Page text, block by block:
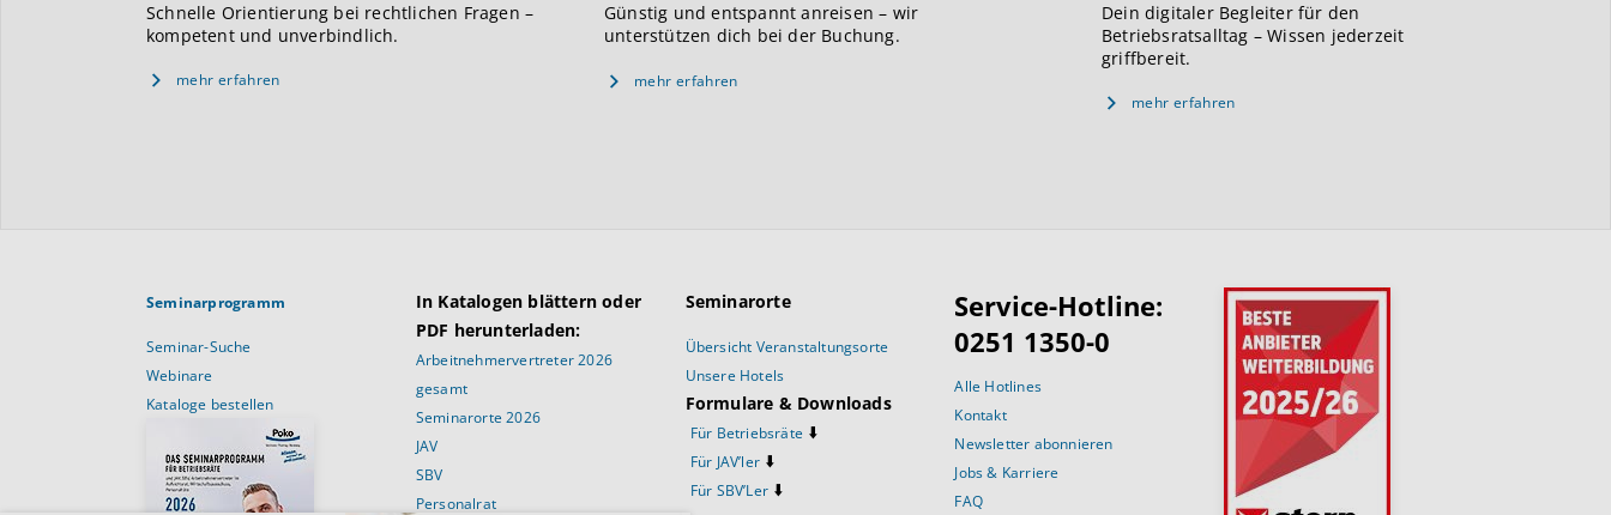
Schnelle Orientierung bei rechtlichen Fragen –
kompetent und unverbindlich.
mehr erfahren
Günstig und entspannt anreisen – wir
unterstützen dich bei der Buchung.
mehr erfahren
Dein digitaler Begleiter für den
Betriebsratsalltag – Wissen jederzeit
griffbereit.
mehr erfahren
Seminarprogramm
Seminar-Suche
Webinare
Kataloge bestellen
In Katalogen blättern oder
PDF herunterladen:
Arbeitnehmervertreter 2026
gesamt
Seminarorte 2026
JAV
SBV
Personalrat
Seminarorte
Übersicht Veranstaltungsorte
Unsere Hotels
Formulare & Downloads
Für Betriebsräte ⬇️
Für JAV’ler ⬇️
Für SBV’Ler ⬇️
Service-Hotline:
0251 1350-0
Alle Hotlines
Kontakt
Newsletter abonnieren
Jobs & Karriere
FAQ